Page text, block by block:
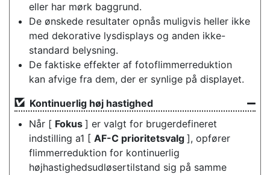
eller har mørk baggrund.
De ønskede resultater opnås muligvis heller ikke
med dekorative lysdisplays og anden ikke-
standard belysning.
De faktiske effekter af fotoflimmerreduktion
kan afvige fra dem, der er synlige på displayet.
Kontinuerlig høj hastighed
Når [ Fokus ] er valgt for brugerdefineret
indstilling a1 [ AF-C prioritetsvalg ], opfører
flimmerreduktion for kontinuerlig
højhastighedsudløsertilstand sig på samme